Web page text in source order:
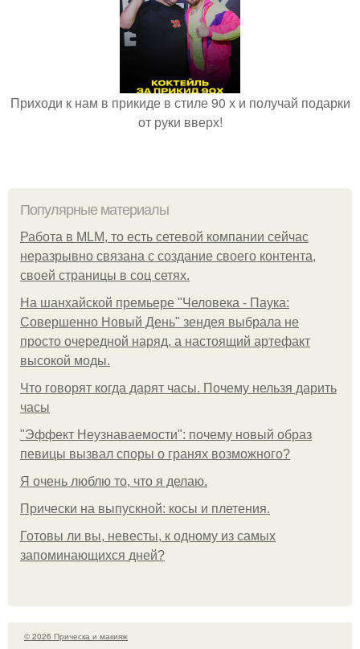
Приходи к нам в прикиде в стиле 90 х и получай подарки
от руки вверх!
Популярные материалы
Работа в MLM, то есть сетевой компании сейчас
неразрывно связана с создание своего контента,
своей страницы в соц сетях.
На шанхайской премьере "Человека - Паука:
Совершенно Новый День" зендея выбрала не
просто очередной наряд, а настоящий артефакт
высокой моды.
Что говорят когда дарят часы. Почему нельзя дарить
часы
"Эффект Неузнаваемости": почему новый образ
певицы вызвал споры о гранях возможного?
Я очень люблю то, что я делаю.
Прически на выпускной: косы и плетения.
Готовы ли вы, невесты, к одному из самых
запоминающихся дней?
© 2026 Прическа и макияж